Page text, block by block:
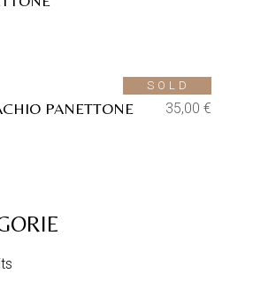
SOLD
PANETTONE 35,00 €